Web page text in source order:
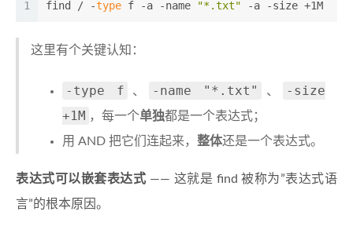
1 find / -type f -a -name "*.txt" -a -size +1M
这里有个关键认知：
-type f 、 -name "*.txt" 、
-size
+1M ，每一个单独都是一个表达式；
用 AND 把它们连起来， 整体还是一个表达式。
表达式可以嵌套表达式 —— 这就是 find 被称为”表达式语
言”的根本原因。